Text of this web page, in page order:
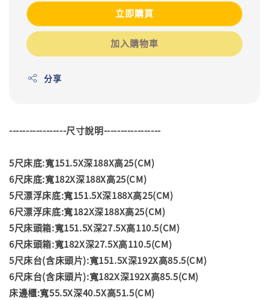
立即購買
加入購物車
分享
-----------------尺寸說明-----------------
5尺床底:寬151.5X深188X高25(CM)
6尺床底:寬182X深188X高25(CM)
5尺漂浮床底:寬151.5X深188X高25(CM)
6尺漂浮床底:寬182X深188X高25(CM)
5尺床頭箱:寬151.5X深27.5X高110.5(CM)
6尺床頭箱:寬182X深27.5X高110.5(CM)
5尺床台(含床頭片):寬151.5X深192X高85.5(CM)
6尺床台(含床頭片):寬182X深192X高85.5(CM)
床邊櫃:寬55.5X深40.5X高51.5(CM)